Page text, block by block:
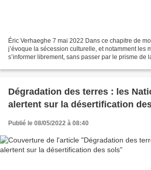
Éric Verhaeghe 7 mai 2022 Dans ce chapitre de
j’évoque la sécession culturelle, et notamment les
s’informer librement, sans passer par le prisme de
Dégradation des terres : les
alertent sur la désertification
Publié le 08/05/2022 à 08:40